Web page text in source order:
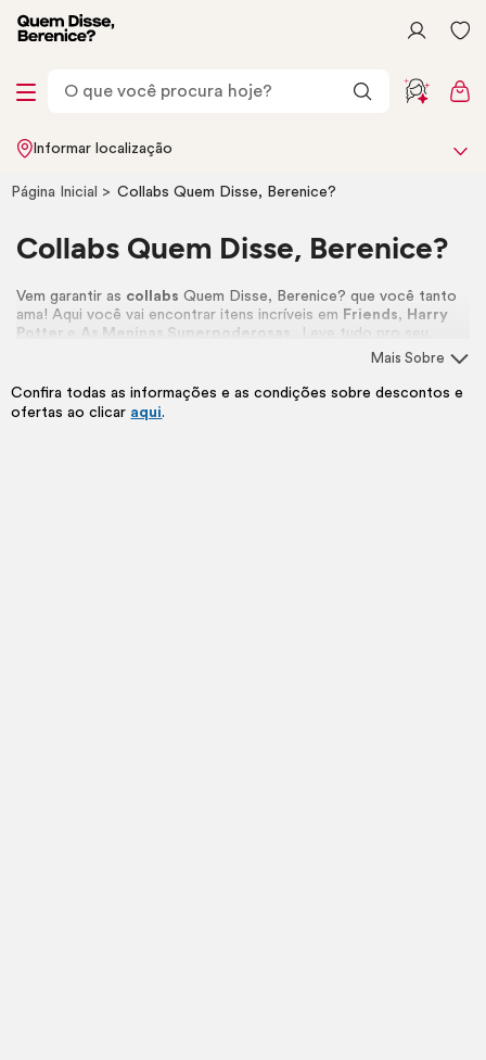
Informar localização
Página Inicial Collabs Quem Disse, Berenice?
Collabs Quem Disse, Berenice?
Vem garantir as collabs Quem Disse, Berenice? que você tanto
ama! Aqui você vai encontrar itens incríveis em Friends, Harry
Potter
As Meninas Superpoderosas
. Leve tudo pro seu
Mais Sobre
Confira todas as informações e as condições sobre descontos e
ofertas ao clicar aqui.